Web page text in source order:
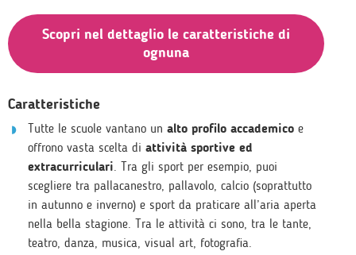
Scopri nel dettaglio le caratteristiche di
ognuna
Caratteristiche
Tutte le scuole vantano un alto profilo accademico e
offrono vasta scelta di attività sportive ed
extracurriculari . Tra gli sport per esempio, puoi
scegliere tra pallacanestro, pallavolo, calcio (soprattutto
in autunno e inverno) e sport da praticare all’aria aperta
nella bella stagione. Tra le attività ci sono, tra le tante,
teatro, danza, musica, visual art, fotografia.